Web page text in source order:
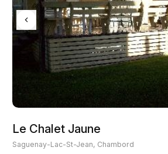
Le Chalet Jaune
Saguenay-Lac-St-Jean, Chambord